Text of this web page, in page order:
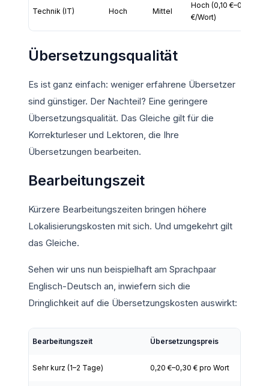
Technik (IT) Hoch Mittel
Hoch (0,10 €–0,20
€/Wort)
Übersetzungsqualität
Es ist ganz einfach: weniger erfahrene Übersetzer
sind günstiger. Der Nachteil? Eine geringere
Übersetzungsqualität. Das Gleiche gilt für die
Korrekturleser und Lektoren, die Ihre
Übersetzungen bearbeiten.
Bearbeitungszeit
Kürzere Bearbeitungszeiten bringen höhere
Lokalisierungskosten mit sich. Und umgekehrt gilt
das Gleiche.
Sehen wir uns nun beispielhaft am Sprachpaar
Englisch-Deutsch an, inwiefern sich die
Dringlichkeit auf die Übersetzungskosten auswirkt:
Bearbeitungszeit Übersetzungspreis
Sehr kurz (1–2 Tage) 0,20 €–0,30 € pro Wort